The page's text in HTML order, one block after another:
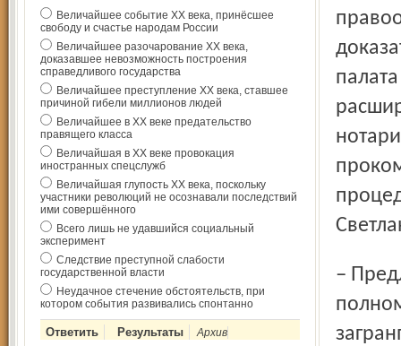
Величайшее событие ХХ века, принёсшее
свободу и счастье народам России
Величайшее разочарование ХХ века,
доказавшее невозможность построения
справедливого государства
Величайшее преступление ХХ века, ставшее
причиной гибели миллионов людей
Величайшее в ХХ веке предательство
правящего класса
Величайшая в ХХ веке провокация
иностранных спецслужб
Величайшая глупость ХХ века, поскольку
участники революций не осознавали последствий
ими совершённого
Всего лишь не удавшийся социальный
эксперимент
Следствие преступной слабости
государственной власти
Неудачное стечение обстоятельств, при
котором события развивались спонтанно
Архив
– Предложения о возложении на нотариусов